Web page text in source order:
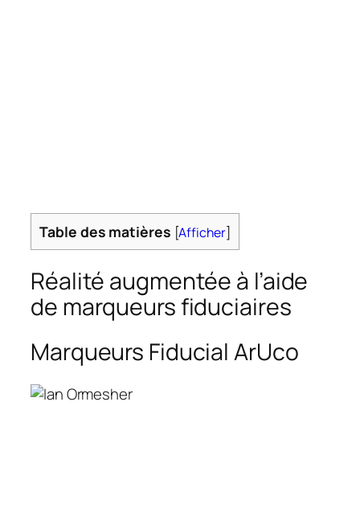
Table des matières [Afficher]
Réalité augmentée à l’aide
de marqueurs fiduciaires
Marqueurs Fiducial ArUco